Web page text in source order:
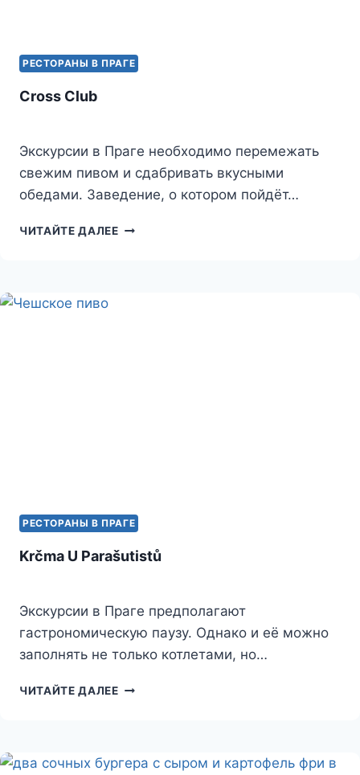
РЕСТОРАНЫ В ПРАГЕ
Cross Club
Экскурсии в Праге необходимо перемежать
свежим пивом и сдабривать вкусными
обедами. Заведение, о котором пойдёт…
ЧИТАЙТЕ ДАЛЕЕCROSS
РЕСТОРАНЫ В ПРАГЕ
Krčma U Parašutistů
Экскурсии в Праге предполагают
гастрономическую паузу. Однако и её можно
заполнять не только котлетами, но…
ЧИТАЙТЕ ДАЛЕЕKRČMA